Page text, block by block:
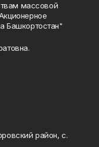
массовой
Башкортостан"
район, с.